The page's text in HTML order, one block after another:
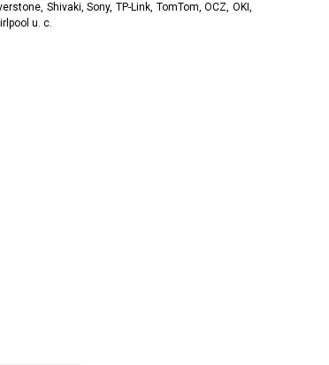
Shivaki, Sony, TP-Link, TomTom, OCZ, OKI,
u. c.